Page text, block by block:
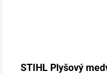
STIHL Plyšový